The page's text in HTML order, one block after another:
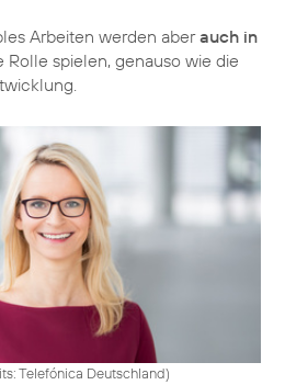
Arbeiten werden aberauch in
Rolle spielen, genauso wie die
Telefónica Deutschland)